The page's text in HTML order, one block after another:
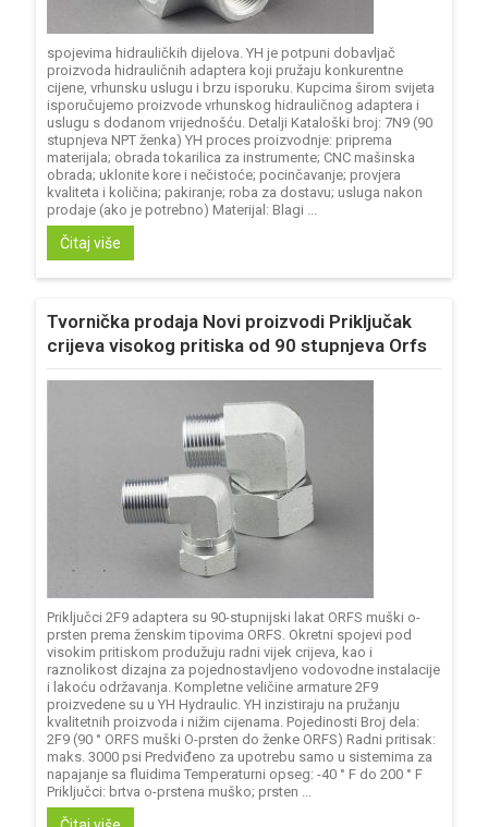
spojevima hidrauličkih dijelova. YH je potpuni dobavljač
proizvoda hidrauličnih adaptera koji pružaju konkurentne
cijene, vrhunsku uslugu i brzu isporuku. Kupcima širom svijeta
isporučujemo proizvode vrhunskog hidrauličnog adaptera i
uslugu s dodanom vrijednošću. Detalji Kataloški broj: 7N9 (90
stupnjeva NPT ženka) YH proces proizvodnje: priprema
materijala; obrada tokarilica za instrumente; CNC mašinska
obrada; uklonite kore i nečistoće; pocinčavanje; provjera
kvaliteta i količina; pakiranje; roba za dostavu; usluga nakon
prodaje (ako je potrebno) Materijal: Blagi ...
Čitaj više
Tvornička prodaja Novi proizvodi Priključak
crijeva visokog pritiska od 90 stupnjeva Orfs
Priključci 2F9 adaptera su 90-stupnijski lakat ORFS muški o-
prsten prema ženskim tipovima ORFS. Okretni spojevi pod
visokim pritiskom produžuju radni vijek crijeva, kao i
raznolikost dizajna za pojednostavljeno vodovodne instalacije
i lakoću održavanja. Kompletne veličine armature 2F9
proizvedene su u YH Hydraulic. YH inzistiraju na pružanju
kvalitetnih proizvoda i nižim cijenama. Pojedinosti Broj dela:
2F9 (90 ° ORFS muški O-prsten do ženke ORFS) Radni pritisak:
maks. 3000 psi Predviđeno za upotrebu samo u sistemima za
napajanje sa fluidima Temperaturni opseg: -40 ° F do 200 ° F
Priključci: brtva o-prstena muško; prsten ...